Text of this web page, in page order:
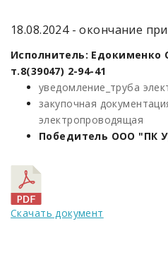
18.08.2024 - окончание
Исполнитель: Едокименко
т.8(39047) 2-94-41
уведомление_труба
закупочная
электропроводящая
Победитель ООО "ПК
Скачать документ